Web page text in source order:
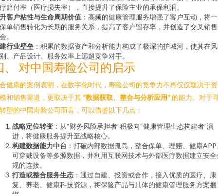
赔付率（医疗损失率），直接提升了保险主业的承保利润。
客户粘性与生命周期价值 ：高频的健康管理服务增强了客户互动，将
单销售转化为长期的服务关系，提高了客户留存率，并创造了交叉销
。
行业壁垒 ：积累的数据资产和分析能力构成了极深的护城河，使其在
、产品设计、服务效率上远超竞争对手。
、 对中国寿险公司的启示
健康的案例表明，在数字化时代，寿险公司的竞争力不再仅仅取决于
和销售渠道，更取决于其 “数据获取、整合与分析应用” 的能力。对于
型的中国寿险公司而言，可以借鉴以下几点：
战略定位转变 ：从“财务风险承担者”积极向“健康管理生态构建者”演
进，将健康服务提升至战略核心。
构建数据能力中台 ：打破内部数据孤岛，整合保单、理赔、健康
可穿戴设备等多源数据，并利用互联网技术与外部医疗数据建立安全
规的连接。
打造或整合服务生态 ：通过自建、投资或合作，接入优质的医疗、康
复、养老、健康科技资源，将保险产品与具体的健康管理服务方案捆